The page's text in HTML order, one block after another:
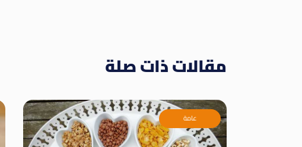
مقالات ذات صلة
عامة